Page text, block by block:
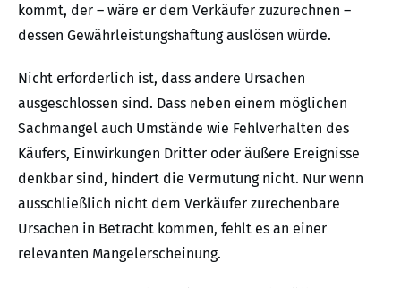
kommt, der – wäre er dem Verkäufer zuzurechnen –
dessen Gewährleistungshaftung auslösen würde.
Nicht erforderlich ist, dass andere Ursachen
ausgeschlossen sind. Dass neben einem möglichen
Sachmangel auch Umstände wie Fehlverhalten des
Käufers, Einwirkungen Dritter oder äußere Ereignisse
denkbar sind, hindert die Vermutung nicht. Nur wenn
ausschließlich nicht dem Verkäufer zurechenbare
Ursachen in Betracht kommen, fehlt es an einer
relevanten Mangelerscheinung.